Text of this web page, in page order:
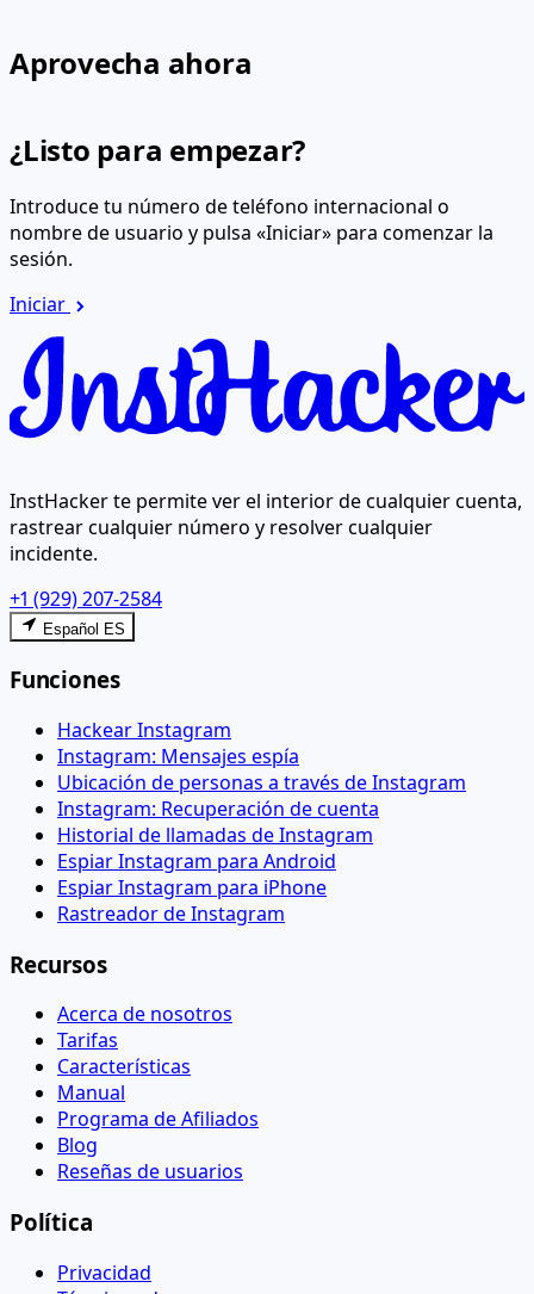
Aprovecha ahora
¿Listo para empezar?
Introduce tu número de teléfono internacional o
nombre de usuario y pulsa «Iniciar» para comenzar la
sesión.
Iniciar
InstHacker te permite ver el interior de cualquier cuenta,
rastrear cualquier número y resolver cualquier
incidente.
+1 (929) 207-2584
Español ES
Funciones
Hackear Instagram
Instagram: Mensajes espía
Ubicación de personas a través de Instagram
Instagram: Recuperación de cuenta
Historial de llamadas de Instagram
Espiar Instagram para Android
Espiar Instagram para iPhone
Rastreador de Instagram
Recursos
Acerca de nosotros
Tarifas
Características
Manual
Programa de Afiliados
Blog
Reseñas de usuarios
Política
Privacidad